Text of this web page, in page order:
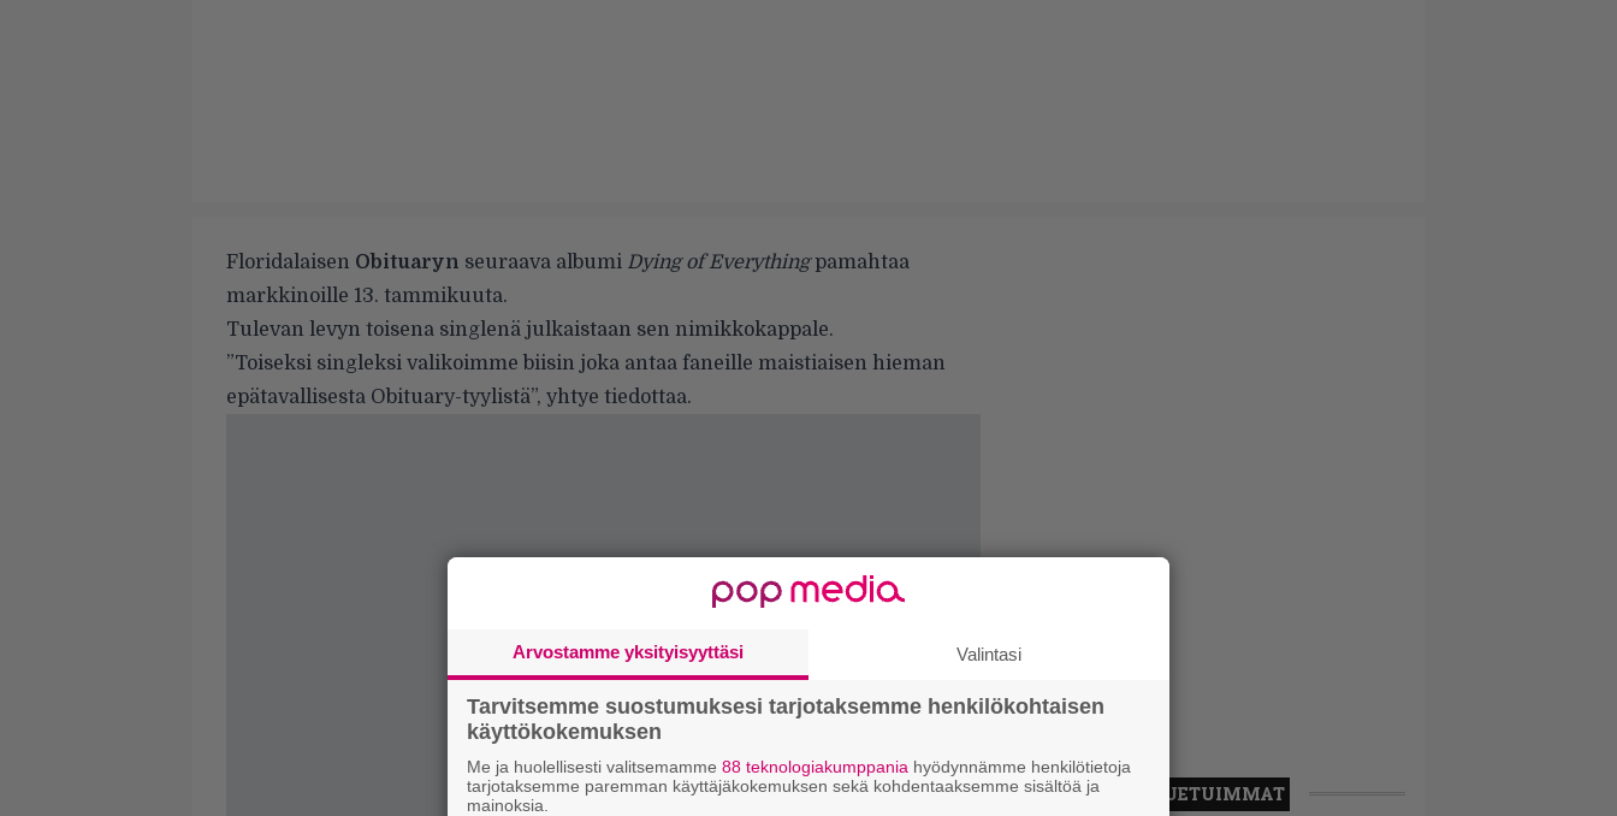
Floridalaisen Obituaryn seuraava albumi Dying of Everythingpamahtaa
markkinoille 13. tammikuuta.
Tulevan levyn toisena singlenä julkaistaan sen nimikkokappale.
”Toiseksi singleksi valikoimme biisin joka antaa faneille maistiaisen hieman
epätavallisesta Obituary-tyylistä”, yhtye tiedottaa.
LUETUIMMAT
Arvostamme yksityisyyttäsi Valintasi
Tarvitsemme suostumuksesi tarjotaksemme henkilökohtaisen
käyttökokemuksen
Me ja huolellisesti valitsemamme 88 teknologiakumppania hyödynnämme henkilötietoja
tarjotaksemme paremman käyttäjäkokemuksen sekä kohdentaaksemme sisältöä ja
mainoksia.